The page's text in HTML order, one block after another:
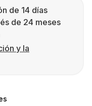
de 14 días
de 24 meses
y la